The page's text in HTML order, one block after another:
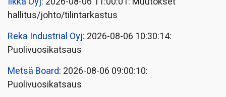
hallitus/johto/tilintarkastus
Reka Industrial Oyj: 2026-08-06 10:30:14:
Puolivuosikatsaus
Metsä Board: 2026-08-06 09:00:10:
Puolivuosikatsaus